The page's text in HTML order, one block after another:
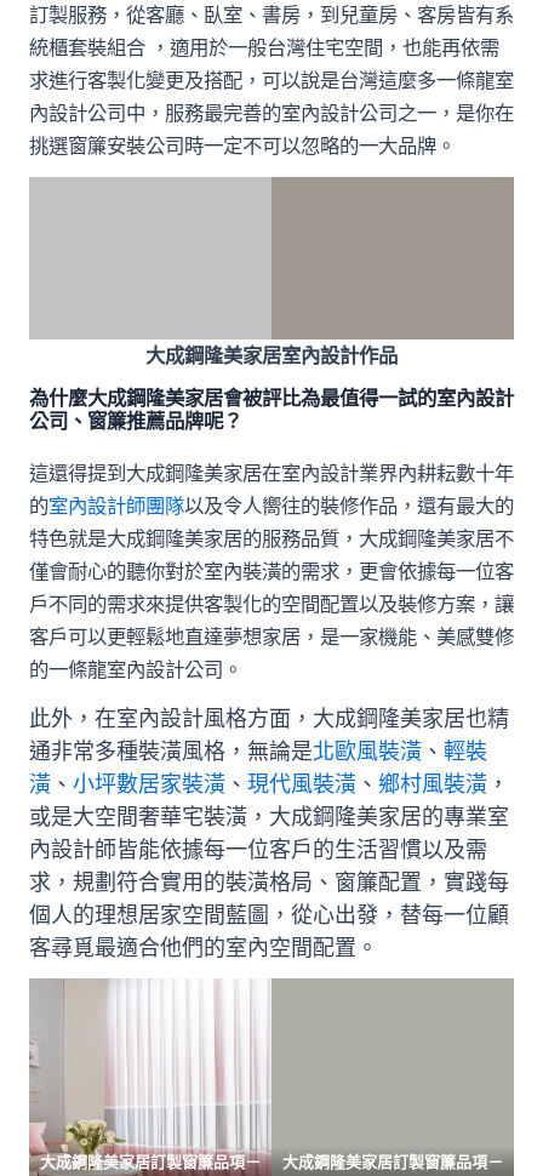
訂製服務，從客廳、臥室、書房，到兒童房、客房皆有系
統櫃套裝組合 ，適用於一般台灣住宅空間，也能再依需
求進行客製化變更及搭配，可以說是台灣這麼多一條龍室
內設計公司中，服務最完善的室內設計公司之一，是你在
挑選窗簾安裝公司時一定不可以忽略的一大品牌。
大成鋼隆美家居室內設計作品
為什麼大成鋼隆美家居會被評比為最值得一試的室內設計
公司、窗簾推薦品牌呢？
這還得提到大成鋼隆美家居在室內設計業界內耕耘數十年
的室內設計師團隊以及令人嚮往的裝修作品，還有最大的
特色就是大成鋼隆美家居的服務品質，大成鋼隆美家居不
僅會耐心的聽你對於室內裝潢的需求，更會依據每一位客
戶不同的需求來提供客製化的空間配置以及裝修方案，讓
客戶可以更輕鬆地直達夢想家居，是一家機能、美感雙修
的一條龍室內設計公司。
此外，在室內設計風格方面，大成鋼隆美家居也精
通非常多種裝潢風格，無論是北歐風裝潢、 輕裝
潢、 小坪數居家裝潢、 現代風裝潢、 鄉村風裝潢，
或是大空間奢華宅裝潢，大成鋼隆美家居的專業室
內設計師皆能依據每一位客戶的生活習慣以及需
求，規劃符合實用的裝潢格局、窗簾配置，實踐每
個人的理想居家空間藍圖，從心出發，替每一位顧
客尋覓最適合他們的室內空間配置。
大成鋼隆美家居訂製窗簾品項－
大成鋼隆美家居訂製窗簾品項－